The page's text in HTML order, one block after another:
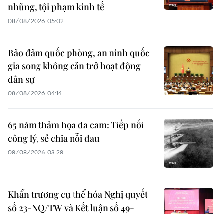
nhũng, tội phạm kinh tế
08/08/2026 05:02
Bảo đảm quốc phòng, an ninh quốc
gia song không cản trở hoạt động
dân sự
08/08/2026 04:14
65 năm thảm họa da cam: Tiếp nối
công lý, sẻ chia nỗi đau
08/08/2026 03:28
Khẩn trương cụ thể hóa Nghị quyết
số 23-NQ/TW và Kết luận số 49-